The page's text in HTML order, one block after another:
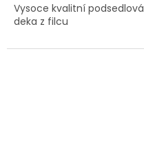
Vysoce kvalitní podsedlová
deka z filcu